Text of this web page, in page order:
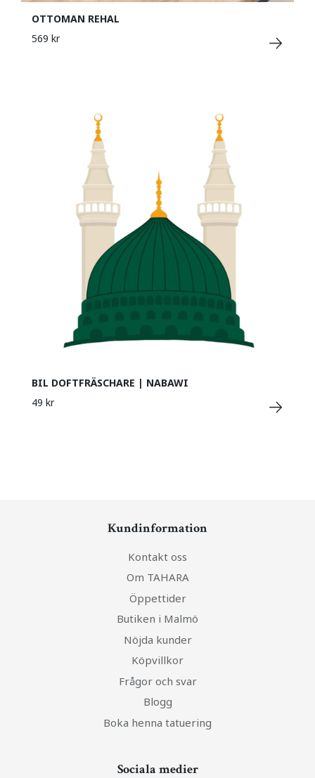
OTTOMAN REHAL
569 kr
BIL DOFTFRÄSCHARE | NABAWI
49 kr
Kundinformation
Kontakt oss
Om TAHARA
Öppettider
Butiken i Malmö
Nöjda kunder
Köpvillkor
Frågor och svar
Blogg
Boka henna tatuering
Sociala medier